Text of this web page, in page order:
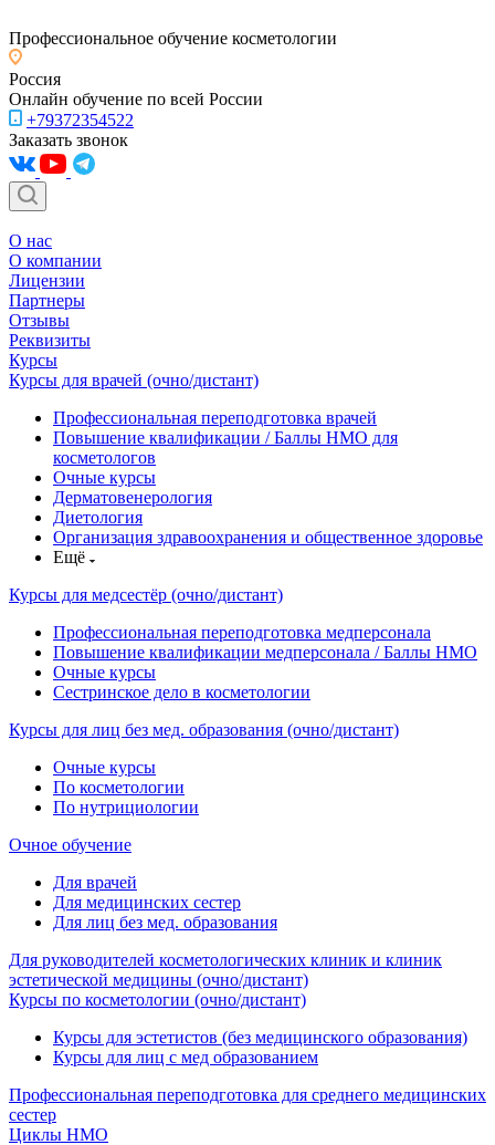
Профессиональное обучение косметологии
Россия
Онлайн обучение по всей России
+79372354522
Заказать звонок
О нас
О компании
Лицензии
Партнеры
Отзывы
Реквизиты
Курсы
Курсы для врачей (очно/дистант)
Профессиональная переподготовка врачей
Повышение квалификации / Баллы НМО для
косметологов
Очные курсы
Дерматовенерология
Диетология
Организация здравоохранения и общественное здоровье
Ещё
Курсы для медсестёр (очно/дистант)
Профессиональная переподготовка медперсонала
Повышение квалификации медперсонала / Баллы НМО
Очные курсы
Сестринское дело в косметологии
Курсы для лиц без мед. образования (очно/дистант)
Очные курсы
По косметологии
По нутрициологии
Очное обучение
Для врачей
Для медицинских сестер
Для лиц без мед. образования
Для руководителей косметологических клиник и клиник
эстетической медицины (очно/дистант)
Курсы по косметологии (очно/дистант)
Курсы для эстетистов (без медицинского образования)
Курсы для лиц с мед образованием
Профессиональная переподготовка для среднего медицинских
сестер
Циклы НМО